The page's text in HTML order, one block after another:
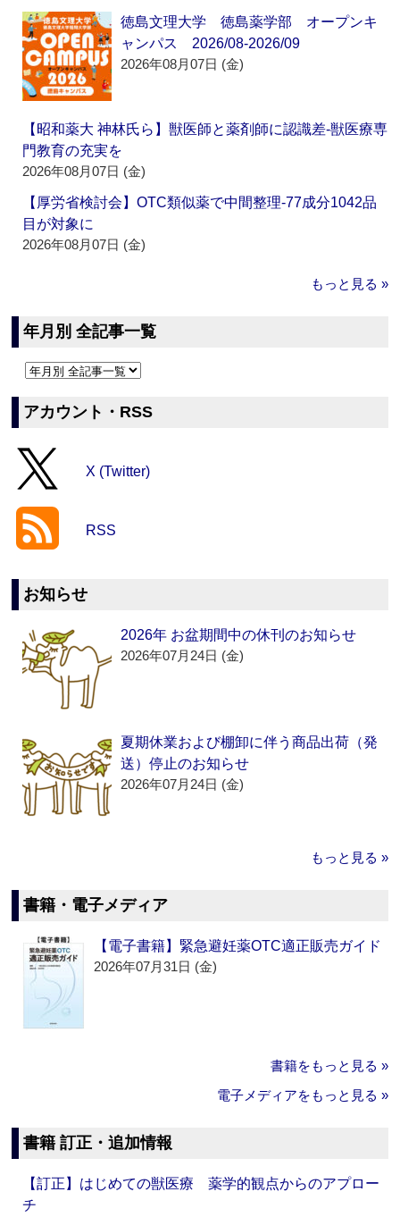
徳島文理大学 徳島薬学部 オープンキ
ャンパス 2026/08-2026/09
2026年08月07日 (金)
【昭和薬大 神林氏ら】獣医師と薬剤師に認識差‐獣医療専
門教育の充実を
2026年08月07日 (金)
【厚労省検討会】OTC類似薬で中間整理‐77成分1042品
目が対象に
2026年08月07日 (金)
もっと見る »
年月別 全記事一覧
アカウント・RSS
X (Twitter)
RSS
お知らせ
2026年 お盆期間中の休刊のお知らせ
2026年07月24日 (金)
夏期休業および棚卸に伴う商品出荷（発
送）停止のお知らせ
2026年07月24日 (金)
もっと見る »
書籍・電子メディア
【電子書籍】緊急避妊薬OTC適正販売ガイド
2026年07月31日 (金)
書籍をもっと見る »
電子メディアをもっと見る »
書籍 訂正・追加情報
【訂正】はじめての獣医療 薬学的観点からのアプロー
チ